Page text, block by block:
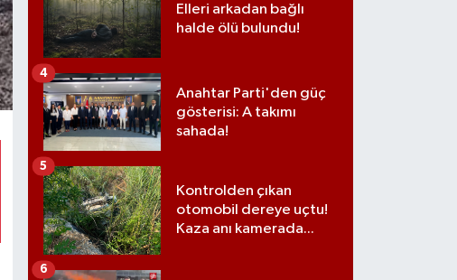
Elleri arkadan bağlı
halde ölü bulundu!
Anahtar Parti'den güç
gösterisi: A takımı
sahada!
4
Kontrolden çıkan
otomobil dereye uçtu!
Kaza anı kamerada...
5
6